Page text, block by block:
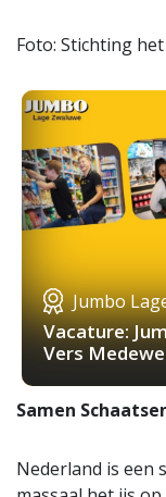
Foto: Stichting
Jumbo
Vacature:
Vers
Samen
Nederland is een